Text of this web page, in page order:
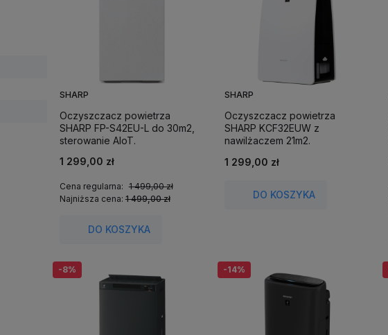
SHARP
Oczyszczacz powietrza
SHARP FP-S42EU-L do 30m2,
sterowanie AIoT.
1 299,00 zł
Cena regularna: 1 499,00 zł
Najniższa cena:1 499,00 zł
DO KOSZYKA
SHARP
Oczyszczacz powietrza
SHARP KCF32EUW z
nawilżaczem 21m2.
1 299,00 zł
DO KOSZYKA
-8% -14%